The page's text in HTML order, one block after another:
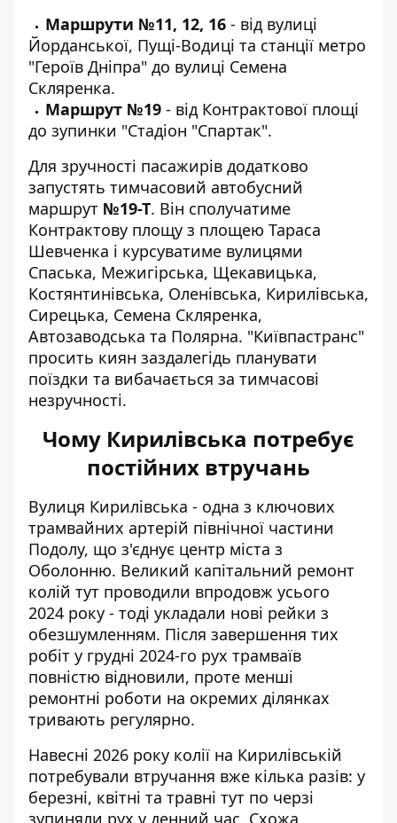
Маршрути №11, 12, 16 - від вулиці
Йорданської, Пущі-Водиці та станції метро
"Героїв Дніпра" до вулиці Семена
Скляренка.
Маршрут №19 - від Контрактової площі
до зупинки "Стадіон "Спартак".
Для зручності пасажирів додатково
запустять тимчасовий автобусний
маршрут №19-Т. Він сполучатиме
Контрактову площу з площею Тараса
Шевченка і курсуватиме вулицями
Спаська, Межигірська, Щекавицька,
Костянтинівська, Оленівська, Кирилівська,
Сирецька, Семена Скляренка,
Автозаводська та Полярна. "Київпастранс"
просить киян заздалегідь планувати
поїздки та вибачається за тимчасові
незручності.
Чому Кирилівська потребує
постійних втручань
Вулиця Кирилівська - одна з ключових
трамвайних артерій північної частини
Подолу, що з'єднує центр міста з
Оболонню. Великий капітальний ремонт
колій тут проводили впродовж усього
2024 року - тоді укладали нові рейки з
обезшумленням. Після завершення тих
робіт у грудні 2024-го рух трамваїв
повністю відновили, проте менші
ремонтні роботи на окремих ділянках
тривають регулярно.
Навесні 2026 року колії на Кирилівській
потребували втручання вже кілька разів: у
березні, квітні та травні тут по черзі
зупиняли рух у денний час. Схожа